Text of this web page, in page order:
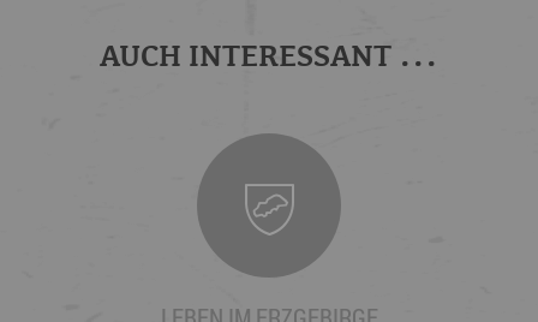
AUCH INTERESSANT ...